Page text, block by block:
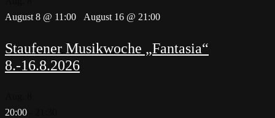
August 8 @ 11:00
August 16 @ 21:00
Staufener Musikwoche „Fantasia“
8.-16.8.2026
20:00